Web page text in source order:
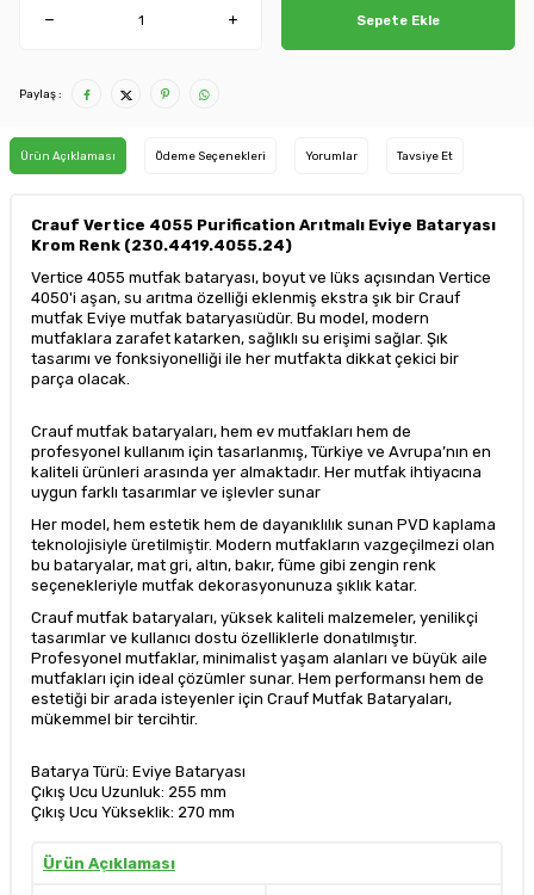
Sepete Ekle
Paylaş :
Ürün Açıklaması Ödeme Seçenekleri Yorumlar Tavsiye Et
Crauf Vertice 4055 Purification Arıtmalı Eviye Bataryası
Krom Renk (230.4419.4055.24)
Vertice 4055 mutfak bataryası, boyut ve lüks açısından Vertice
4050'i aşan, su arıtma özelliği eklenmiş ekstra şık bir Crauf
mutfak Eviye mutfak bataryasıüdür. Bu model, modern
mutfaklara zarafet katarken, sağlıklı su erişimi sağlar. Şık
tasarımı ve fonksiyonelliği ile her mutfakta dikkat çekici bir
parça olacak.
Crauf mutfak bataryaları, hem ev mutfakları hem de
profesyonel kullanım için tasarlanmış, Türkiye ve Avrupa’nın en
kaliteli ürünleri arasında yer almaktadır. Her mutfak ihtiyacına
uygun farklı tasarımlar ve işlevler sunar
Her model, hem estetik hem de dayanıklılık sunan PVD kaplama
teknolojisiyle üretilmiştir. Modern mutfakların vazgeçilmezi olan
bu bataryalar, mat gri, altın, bakır, füme gibi zengin renk
seçenekleriyle mutfak dekorasyonunuza şıklık katar.
Crauf mutfak bataryaları, yüksek kaliteli malzemeler, yenilikçi
tasarımlar ve kullanıcı dostu özelliklerle donatılmıştır.
Profesyonel mutfaklar, minimalist yaşam alanları ve büyük aile
mutfakları için ideal çözümler sunar. Hem performansı hem de
estetiği bir arada isteyenler için Crauf Mutfak Bataryaları,
mükemmel bir tercihtir.
Batarya Türü: Eviye Bataryası
Çıkış Ucu Uzunluk: 255 mm
Çıkış Ucu Yükseklik: 270 mm
Ürün Açıklaması